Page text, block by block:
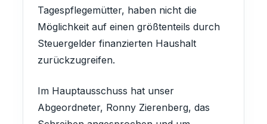
Tagespflegemütter, haben nicht die
Möglichkeit auf einen größtenteils durch
Steuergelder finanzierten Haushalt
zurückzugreifen.
Im Hauptausschuss hat unser
Abgeordneter, Ronny Zierenberg, das